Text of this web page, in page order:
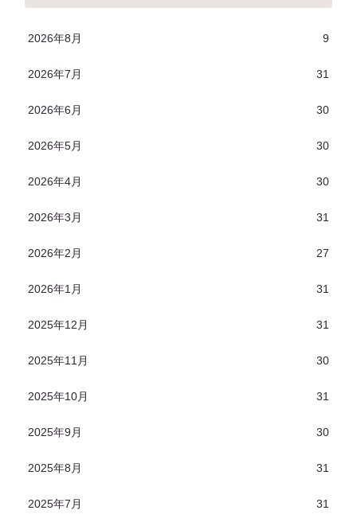
2026年8月 9
2026年7月 31
2026年6月 30
2026年5月 30
2026年4月 30
2026年3月 31
2026年2月 27
2026年1月 31
2025年12月 31
2025年11月 30
2025年10月 31
2025年9月 30
2025年8月 31
2025年7月 31